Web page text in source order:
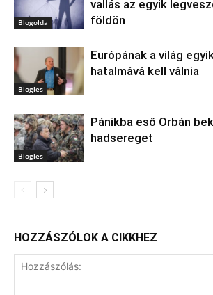
Blogolda
vallás az egyik
földön
Blogles
Európának a világ
hatalmává kell válnia
Blogles
Pánikba eső Orbán
hadsereget
HOZZÁSZÓLOK A CIKKHEZ